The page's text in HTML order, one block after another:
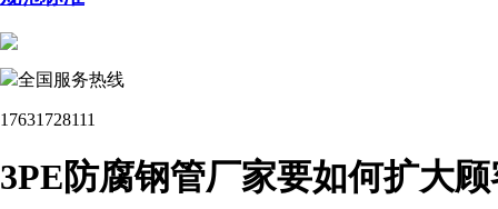
全国服务热线
17631728111
3PE防腐钢管厂家要如何扩大